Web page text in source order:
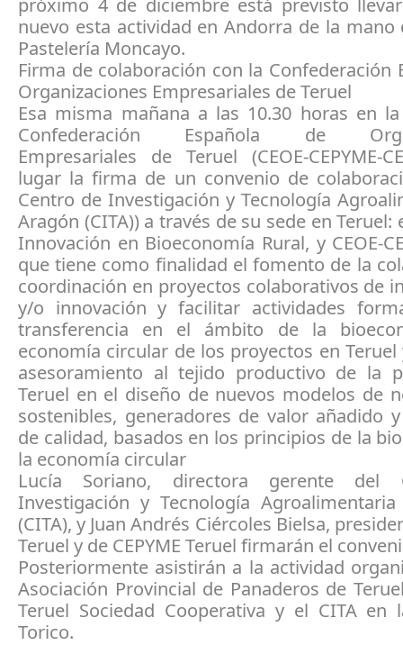
nuevo esta actividad en Andorra de la mano
Pastelería Moncayo.
Firma de colaboración con la Confederación
Organizaciones Empresariales de Teruel
Esa misma mañana a las 10.30 horas en
Confederación Española de
Empresariales de Teruel (CEOE-CEPYME-
lugar la firma de un convenio de
Centro de Investigación y Tecnología
Aragón (CITA)) a través de su sede en Teruel:
Innovación en Bioeconomía Rural, y CEOE-
que tiene como finalidad el fomento de la
coordinación en proyectos colaborativos de
y/o innovación y facilitar actividades
transferencia en el ámbito de la
economía circular de los proyectos en
asesoramiento al tejido productivo de la
Teruel en el diseño de nuevos modelos de
sostenibles, generadores de valor añadido
de calidad, basados en los principios de la
la economía circular
Lucía Soriano, directora gerente del
Investigación y Tecnología
(CITA), y Juan Andrés Ciércoles Bielsa,
Teruel y de CEPYME Teruel firmarán el
Posteriormente asistirán a la actividad
Asociación Provincial de Panaderos de
Teruel Sociedad Cooperativa y el CITA en
Torico.